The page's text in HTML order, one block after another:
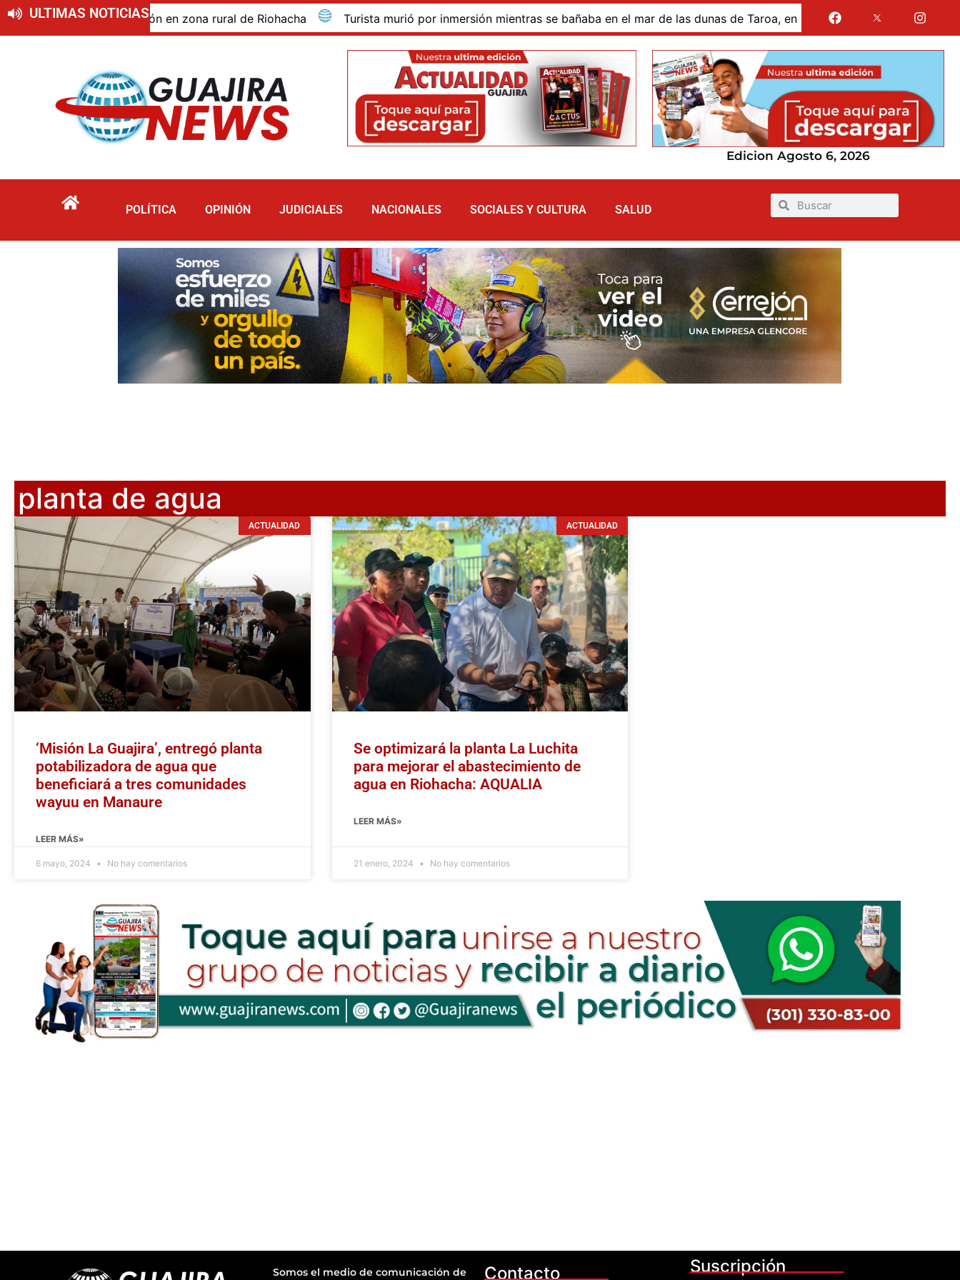
ULTIMAS NOTICIAS
descomposición en zona rural de Riohacha Turista murió por inmersión mientras se bañaba en el mar de las dunas de Taroa, en la Alta Guajira Gases de La
Edicion Agosto 6, 2026
POLÍTICA OPINIÓN JUDICIALES NACIONALES SOCIALES Y CULTURA SALUD
planta de agua
ACTUALIDAD
‘Misión La Guajira’, entregó planta
potabilizadora de agua que
beneficiará a tres comunidades
wayuu en Manaure
LEER MÁS»
6 mayo, 2024 No hay comentarios
ACTUALIDAD
Se optimizará la planta La Luchita
para mejorar el abastecimiento de
agua en Riohacha: AQUALIA
LEER MÁS»
21 enero, 2024 No hay comentarios
Somos el medio de comunicación de Contacto Suscripción